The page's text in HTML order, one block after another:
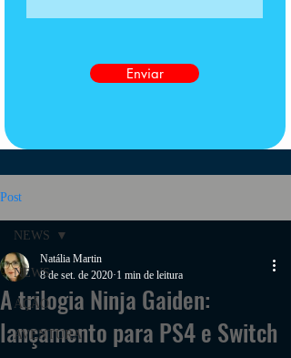
Enviar
Post
NEWS
AÇÃO
AVENTURA
NEWS
A trilogia Ninja Gaiden:
lançamento para PS4 e Switch
Natália Martin
8 de set. de 2020 1 min de leitura